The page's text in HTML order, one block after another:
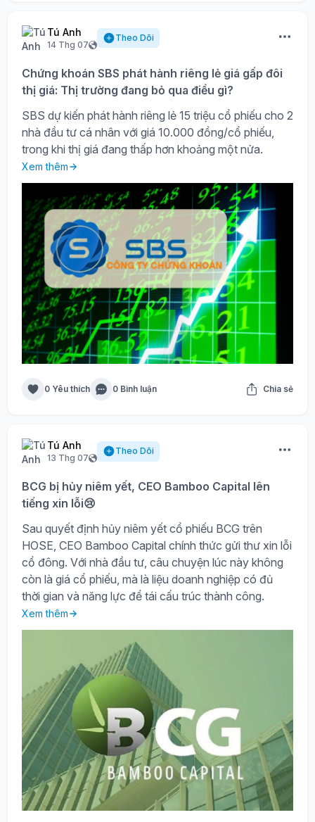
Tú Anh
14 Thg 07
Theo Dõi
Chứng khoán SBS phát hành riêng lẻ giá gấp đôi
thị giá: Thị trường đang bỏ qua điều gì?
SBS dự kiến phát hành riêng lẻ 15 triệu cổ phiếu cho 2
nhà đầu tư cá nhân với giá 10.000 đồng/cổ phiếu,
trong khi thị giá đang thấp hơn khoảng một nửa.
Xem thêm
0 Yêu thích 0 Bình luận Chia sẻ
Tú Anh
13 Thg 07
Theo Dõi
BCG bị hủy niêm yết, CEO Bamboo Capital lên
tiếng xin lỗi😢
Sau quyết định hủy niêm yết cổ phiếu BCG trên
HOSE, CEO Bamboo Capital chính thức gửi thư xin lỗi
cổ đông. Với nhà đầu tư, câu chuyện lúc này không
còn là giá cổ phiếu, mà là liệu doanh nghiệp có đủ
thời gian và năng lực để tái cấu trúc thành công.
Xem thêm